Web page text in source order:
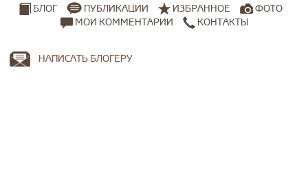
БЛОГ ПУБЛИКАЦИИ ИЗБРАННОЕ
ФОТО
МОИ КОММЕНТАРИИ
КОНТАКТЫ
НАПИСАТЬ БЛОГЕРУ